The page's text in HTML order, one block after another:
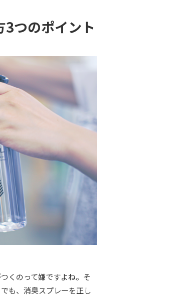
つのポイント
くのって嫌ですよね。そ
も、消臭スプレーを正し